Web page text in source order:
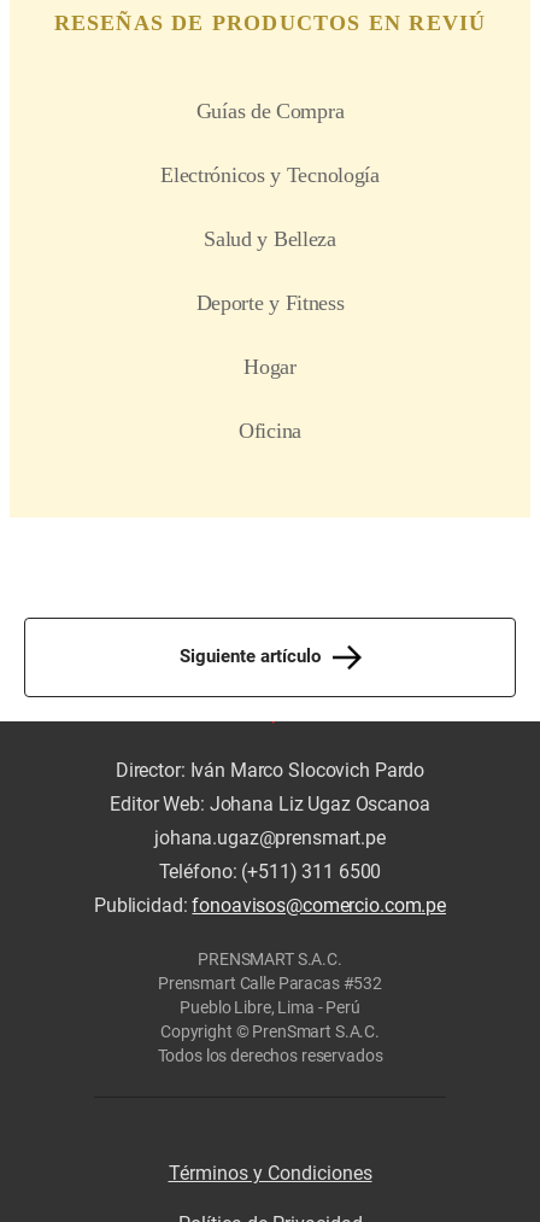
Siguiente artículo
Director: Iván Marco Slocovich Pardo
Editor Web: Johana Liz Ugaz Oscanoa
johana.ugaz@prensmart.pe
Teléfono: (+511) 311 6500
Publicidad:fonoavisos@comercio.com.pe
PRENSMART S.A.C.
Prensmart Calle Paracas #532
Pueblo Libre, Lima - Perú
Copyright © PrenSmart S.A.C.
Todos los derechos reservados
Términos y Condiciones